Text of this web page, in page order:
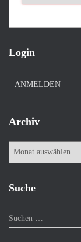
Login
ANMELDEN
Archiv
A
h
Suche
S
u
Suchen …